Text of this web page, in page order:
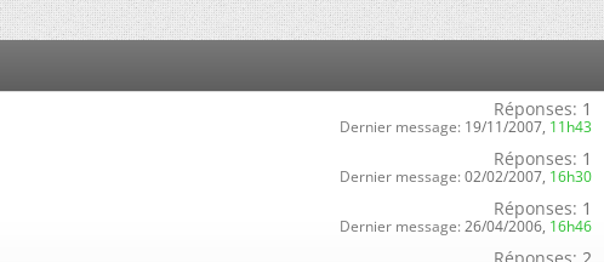
Réponses: 1
Dernier message: 19/11/2007, 11h43
Réponses: 1
Dernier message: 02/02/2007, 16h30
Réponses: 1
Dernier message: 26/04/2006, 16h46